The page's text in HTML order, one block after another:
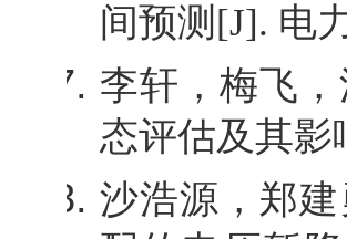
间预测 [J]. 电
李轩，梅飞
态评估及其影
沙浩源，郑